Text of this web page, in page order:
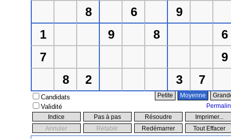
Candidats Petite Moyenne
Validité
Indice
Pas à pas Résoudre
Imprimer...
Annuler
Rétablir Redémarrer Tout Effacer